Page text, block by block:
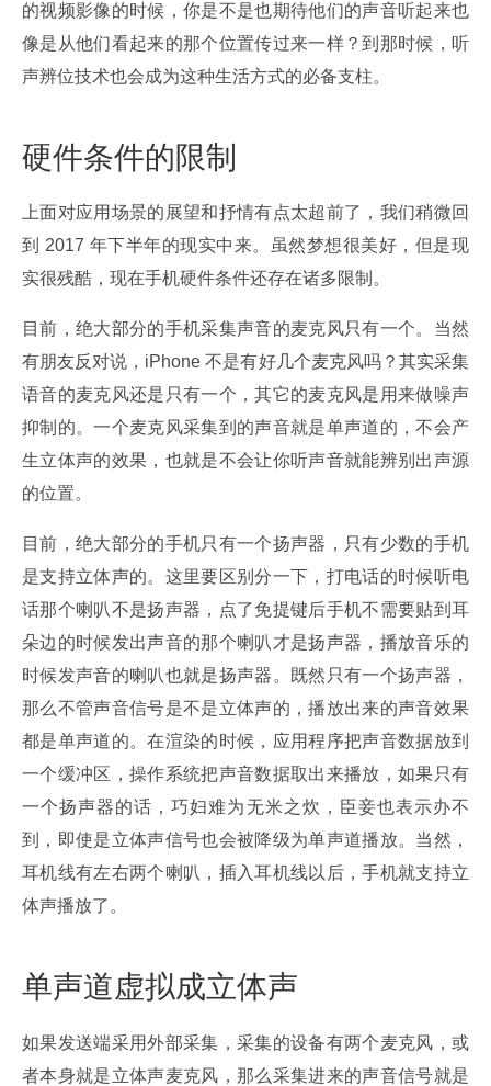
的视频影像的时候，你是不是也期待他们的声音听起来也
像是从他们看起来的那个位置传过来一样？到那时候，听
声辨位技术也会成为这种生活方式的必备支柱。
硬件条件的限制
上面对应用场景的展望和抒情有点太超前了，我们稍微回
到 2017 年下半年的现实中来。虽然梦想很美好，但是现
实很残酷，现在手机硬件条件还存在诸多限制。
目前，绝大部分的手机采集声音的麦克风只有一个。当然
有朋友反对说，iPhone 不是有好几个麦克风吗？其实采集
语音的麦克风还是只有一个，其它的麦克风是用来做噪声
抑制的。一个麦克风采集到的声音就是单声道的，不会产
生立体声的效果，也就是不会让你听声音就能辨别出声源
的位置。
目前，绝大部分的手机只有一个扬声器，只有少数的手机
是支持立体声的。这里要区别分一下，打电话的时候听电
话那个喇叭不是扬声器，点了免提键后手机不需要贴到耳
朵边的时候发出声音的那个喇叭才是扬声器，播放音乐的
时候发声音的喇叭也就是扬声器。既然只有一个扬声器，
那么不管声音信号是不是立体声的，播放出来的声音效果
都是单声道的。在渲染的时候，应用程序把声音数据放到
一个缓冲区，操作系统把声音数据取出来播放，如果只有
一个扬声器的话，巧妇难为无米之炊，臣妾也表示办不
到，即使是立体声信号也会被降级为单声道播放。当然，
耳机线有左右两个喇叭，插入耳机线以后，手机就支持立
体声播放了。
单声道虚拟成立体声
如果发送端采用外部采集，采集的设备有两个麦克风，或
者本身就是立体声麦克风，那么采集进来的声音信号就是